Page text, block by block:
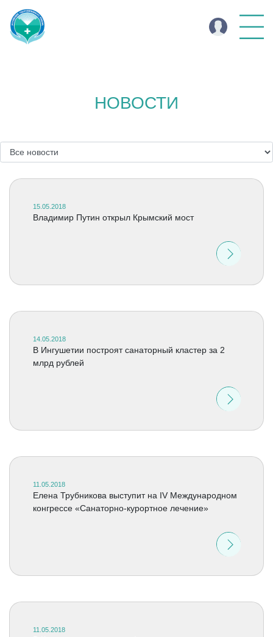
НОВОСТИ
15.05.2018
Владимир Путин открыл Крымский мост
14.05.2018
В Ингушетии построят санаторный кластер за 2
млрд рублей
11.05.2018
Елена Трубникова выступит на IV Международном
конгрессе «Санаторно-курортное лечение»
11.05.2018